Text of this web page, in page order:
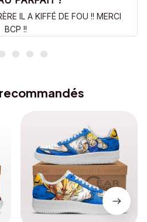
IL A KIFFÉ DE FOU !! MERCI
BCP !!